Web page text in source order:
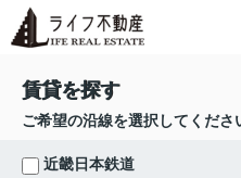
賃貸を探す
ご希望の沿線を選択してくださ
近畿日本鉄道